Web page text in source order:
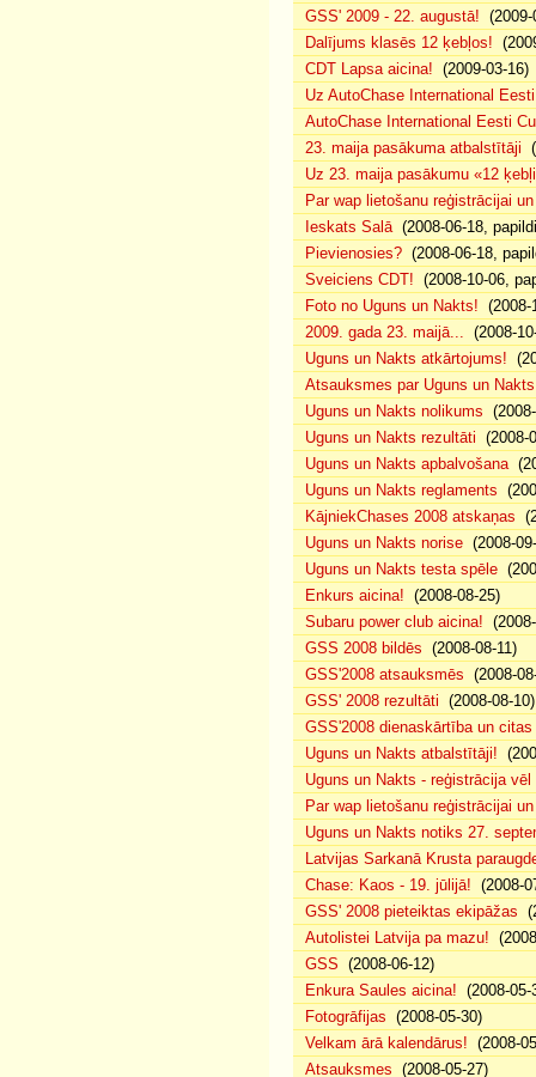
GSS' 2009 - 22. augustā! (2009-
Dalījums klasēs 12 ķebļos!
CDT Lapsa aicina! (2009-03-16)
Uz AutoChase International
AutoChase International Eesti
23. maija pasākuma atbalstītāji
Uz 23. maija pasākumu «12
Par wap lietošanu reģistrācijai
Ieskats Salā(2008-06-18,
Pievienosies? (2008-06-18,
Sveiciens CDT! (2008-10-06,
Foto no Uguns un Nakts! (2008-
2009. gada 23. maijā... (2008-
Uguns un Nakts atkārtojums!
Atsauksmes par Uguns un Nakts
Uguns un Nakts nolikums
Uguns un Nakts rezultāti (2008-
Uguns un Nakts apbalvošana
Uguns un Nakts reglaments
KājniekChases 2008 atskaņas
Uguns un Nakts norise (2008-
Uguns un Nakts testa spēle
Enkurs aicina! (2008-08-25)
Subaru power club aicina!
GSS 2008 bildēs (2008-08-11)
GSS'2008 atsauksmēs (2008-
GSS' 2008 rezultāti (2008-08-10)
GSS'2008 dienaskārtība un
Uguns un Nakts atbalstītāji!
Uguns un Nakts - reģistrācija
Par wap lietošanu reģistrācijai
Uguns un Nakts notiks 27.
Latvijas Sarkanā Krusta
Chase: Kaos - 19. jūlijā! (2008-
GSS' 2008 pieteiktas ekipāžas
Autolistei Latvija pa mazu!
GSS (2008-06-12)
Enkura Saules aicina! (2008-05-
Fotogrāfijas (2008-05-30)
Velkam ārā kalendārus! (2008-
Atsauksmes (2008-05-27)